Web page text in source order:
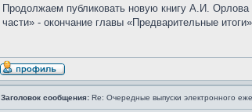
Продолжаем публиковать новую книгу А.И.
части» - окончание главы «Предварительные
Заголовок сообщения: Re: Очередные выпуски электронного